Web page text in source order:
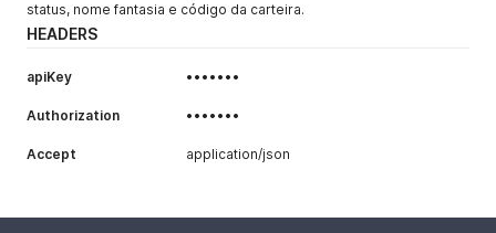
status, nome fantasia e código da carteira.
HEADERS
apiKey •••••••
Authorization •••••••
Accept application/json